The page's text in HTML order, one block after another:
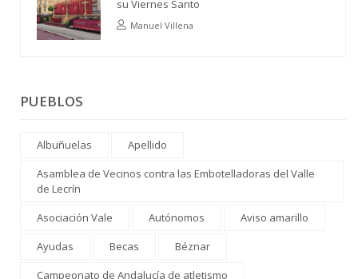
su Viernes Santo
Manuel Villena
PUEBLOS
Albuñuelas
Apellido
Asamblea de Vecinos contra las Embotelladoras del Valle
de Lecrín
Asociación Vale
Autónomos
Aviso amarillo
Ayudas
Becas
Béznar
Campeonato de Andalucía de atletismo